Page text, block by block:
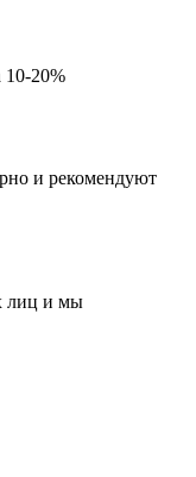
20%
и рекомендуют
лиц и мы